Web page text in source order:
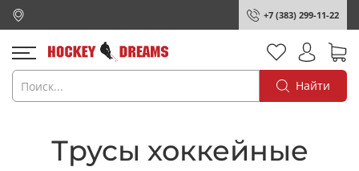
+7 (383) 299-11-22
Найти
Трусы хоккейные